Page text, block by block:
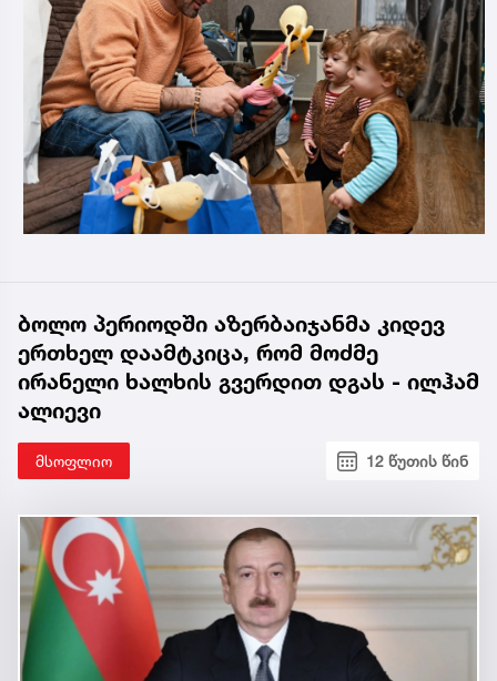
ბოლო პერიოდში აზერბაიჯანმა კიდევ
ერთხელ დაამტკიცა, რომ მოძმე
ირანელი ხალხის გვერდით დგას - ილჰამ
ალიევი
მსოფლიო 12 წუთის წინ